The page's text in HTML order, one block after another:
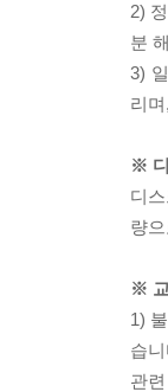
2)
분
3)
리
※
디
량
※
1)
습
관